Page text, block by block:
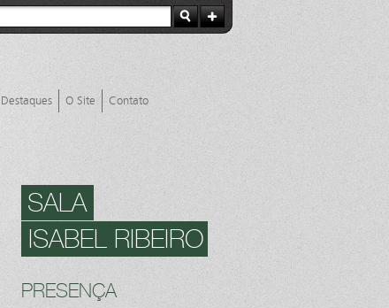
Destaques O Site Contato
SALA
ISABEL RIBEIRO
PRESENÇA